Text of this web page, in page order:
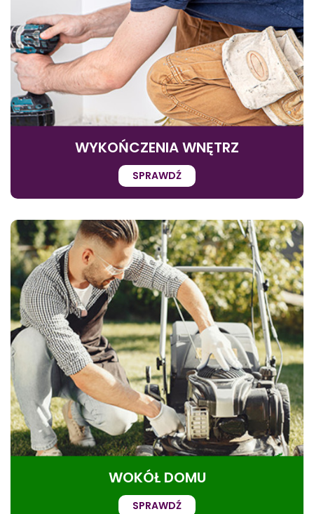
WYKOŃCZENIA WNĘTRZ
SPRAWDŹ
WOKÓŁ DOMU
SPRAWDŹ